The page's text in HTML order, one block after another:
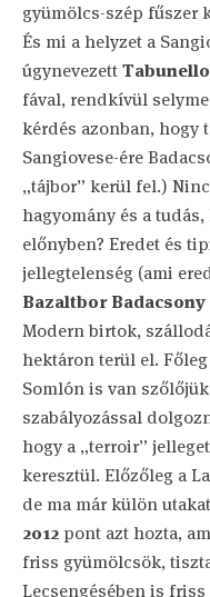
gyümölcs-szép fűszer
És mi a helyzet a
úgynevezett
fával, rendkívül
kérdés azonban, hogy
Sangiovese-ére
„tájbor” kerül fel.)
hagyomány és a
előnyben? Eredet és
jellegtelenség (ami
Bazaltbor Badacsony
Modern birtok,
hektáron terül el.
Somlón is van
szabályozással
hogy a „terroir”
keresztül. Előzőleg a
de ma már külön
2012 pont azt hozta,
friss gyümölcsök,
Lecsengésében is